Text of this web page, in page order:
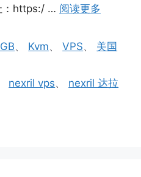
：https:/ … 阅读更多
、 Kvm、VPS、 美国
nexril vps、 nexril 达拉